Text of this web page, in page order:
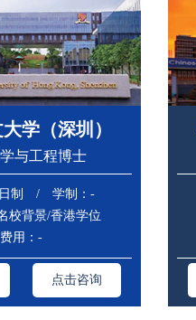
学（深圳）
与工程博士
日制 / 学制：-
校背景/香港学位
费用：-
点击咨询